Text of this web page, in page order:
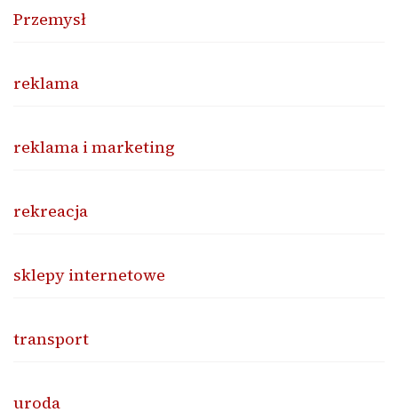
Przemysł
reklama
reklama i marketing
rekreacja
sklepy internetowe
transport
uroda